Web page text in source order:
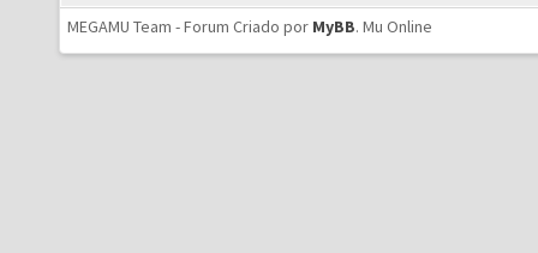
MEGAMU Team - Forum Criado por MyBB. Mu Online